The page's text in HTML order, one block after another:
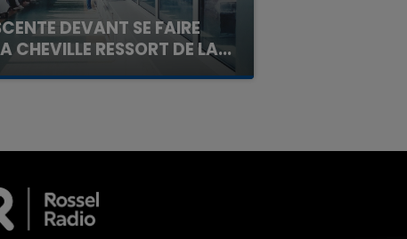
DEVANT SE FAIRE
CHEVILLE RESSORT DE LA...
plainte contre la clinique qui a